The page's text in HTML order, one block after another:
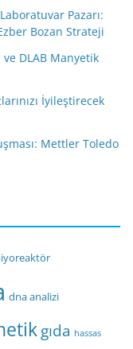
Pazarı:
Bozan Strateji
DLAB Manyetik
İyileştirecek
Mettler Toledo
dna analizi
gıda hassas